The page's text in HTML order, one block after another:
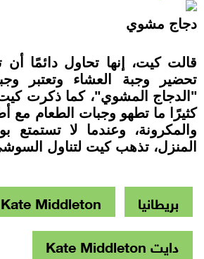
دجاج مشوي
قالت كيت، إنها تحاول دائمًا أن
تحضير وجبة العشاء وتعتبر
"الدجاج المشوي"، كما ذكرت
كثيرًا ما تطهو وجبات الطعام مع
والمكرونة، وعندما لا تستمتع
المنزل، تذهب كيت لتناول
بريطانيا
Kate Middleton
دايت Kate Middleton